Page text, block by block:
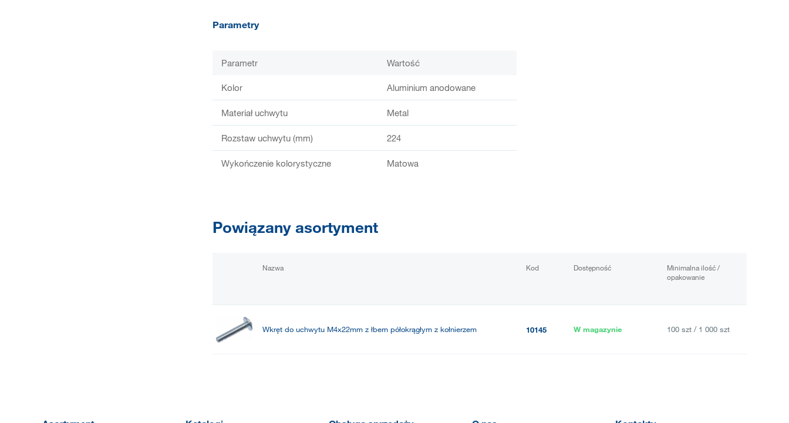
Parametry
Parametr Wartość
Kolor Aluminium anodowane
Materiał uchwytu Metal
Rozstaw uchwytu (mm) 224
Wykończenie kolorystyczne Matowa
Powiązany asortyment
Nazwa Kod Dostępność
Minimalna ilość /
opakowanie
Wkręt do uchwytu M4x22mm z łbem półokrągłym z kołnierzem 10145 W magazynie 100 szt / 1 000 szt